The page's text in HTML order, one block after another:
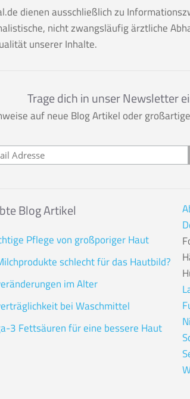
dienen ausschließlich zu
nicht zwangsläufig ärztliche
unserer Inhalte.
Trage dich in unser Newsletter
auf neue Blog Artikel oder
Blog Artikel
Pflege von großporiger Haut
schlecht für das Hautbild?
im Alter
bei Waschmittel
3 Fettsäuren für eine bessere Haut